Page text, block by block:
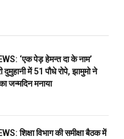
‘एक पेड़ हेमन्त दा के नाम’
में 51 पौधे रोपे, झामुमो ने
जन्मदिन मनाया
शिक्षा विभाग की समीक्षा बैठक में